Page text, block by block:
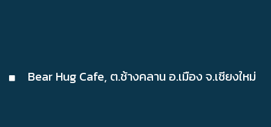
Bear Hug Cafe‚ ต.ช้างคลาน อ.เมือง จ.เชียงใหม่